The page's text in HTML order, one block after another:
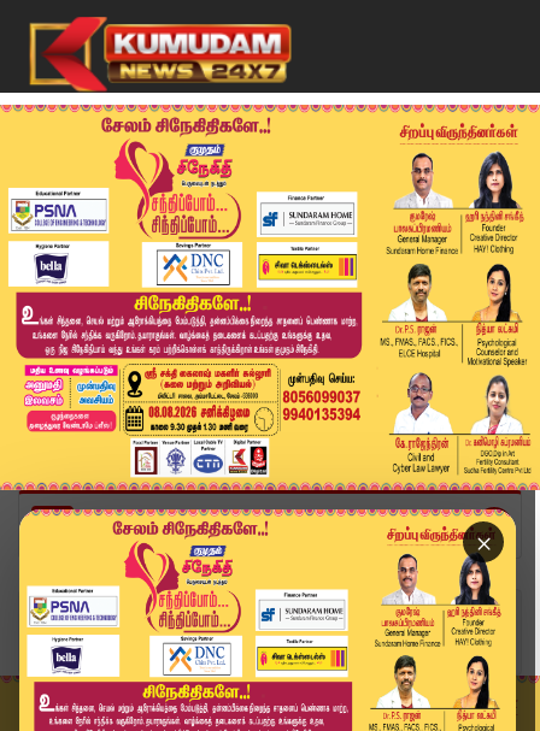
×
Home
வீடியோ ஸ்டோரி
"ஓட்டுக்கு ரூ.2000 பணம் கொடுத்தோம்.." - தவெக வே...